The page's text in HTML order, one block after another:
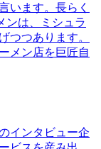
います。長らく
ンは、ミシュラ
つつあります。
メン店を巨匠自
インタビュー企